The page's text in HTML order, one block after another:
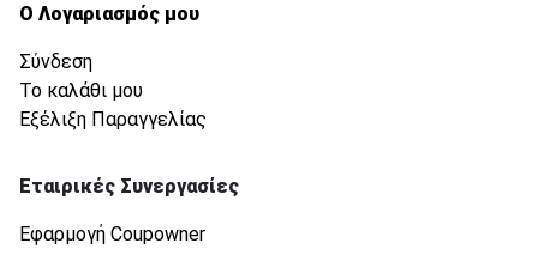
Ο Λογαριασμός μου
Σύνδεση
Το καλάθι μου
Εξέλιξη Παραγγελίας
Εταιρικές Συνεργασίες
Εφαρμογή Coupowner